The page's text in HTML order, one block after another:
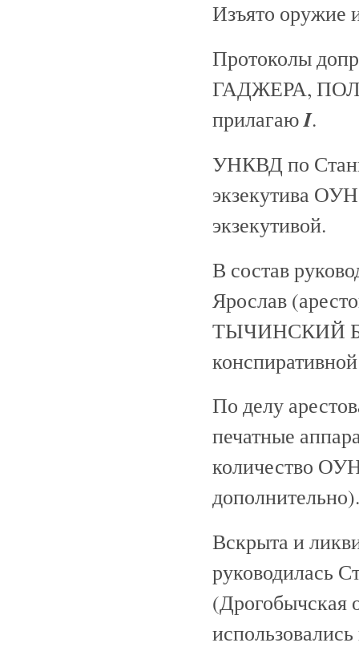
Изъято оружие
Протоколы
ГАДЖЕРА,
прилагаюI.
УНКВД по
экзекутива
экзекутивой.
В состав
Ярослав
ТЫЧИНСКИЙ
По делу
печатные
количество
дополнительно).
Вскрыта и
руководилась
(Дрогобычская